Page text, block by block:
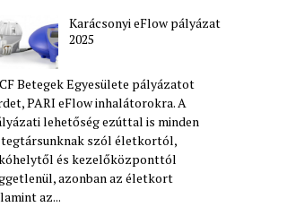
Karácsonyi eFlow pályázat
2025
Betegek Egyesülete pályázatot
PARI eFlow inhalátorokra. A
lehetőség ezúttal is minden
szól életkortól,
és kezelőközponttól
azonban az életkort
az...